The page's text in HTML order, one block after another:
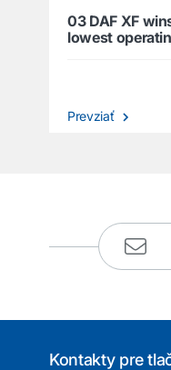
03 DAF XF
lowest
Prevziať
Kontakty pre